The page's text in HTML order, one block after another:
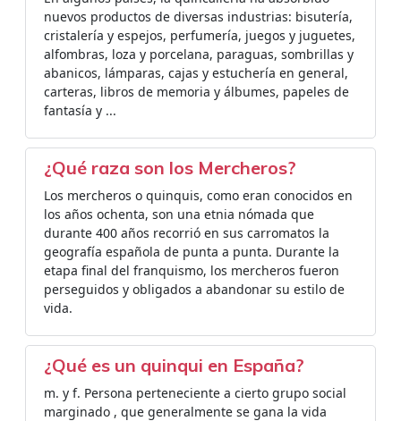
nuevos productos de diversas industrias: bisutería,
cristalería y espejos, perfumería, juegos y juguetes,
alfombras, loza y porcelana, paraguas, sombrillas y
abanicos, lámparas, cajas y estuchería en general,
carteras, libros de memoria y álbumes, papeles de
fantasía y ...
¿Qué raza son los Mercheros?
Los mercheros o quinquis, como eran conocidos en
los años ochenta, son una etnia nómada que
durante 400 años recorrió en sus carromatos la
geografía española de punta a punta. Durante la
etapa final del franquismo, los mercheros fueron
perseguidos y obligados a abandonar su estilo de
vida.
¿Qué es un quinqui en España?
m. y f. Persona perteneciente a cierto grupo social
marginado , que generalmente se gana la vida